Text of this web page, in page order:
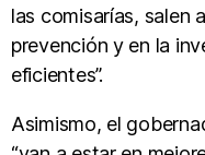
las comisarías, salen
prevención y en la
eficientes”.
Asimismo, el